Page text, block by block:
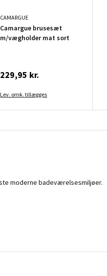
CAMARGUE
Camargue brusesæt
m/vægholder mat sort
229,95 kr.
Lev. omk. tillægges
moderne badeværelsesmiljøer.